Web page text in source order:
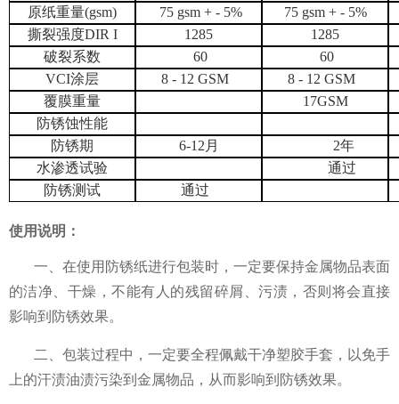
原纸重量(gsm) 75 gsm + - 5%
75 gsm + - 5%
撕裂强度DIR I 1285
1285
破裂系数
60
60
VCI涂层 8 - 12 GSM
8 - 12 GSM
覆膜重量
17GSM
防锈蚀性能
防锈期
6-12月 2年
水渗透试验
通过
防锈测试
通过
使用说明：
一、在使用防锈纸进行包装时，一定要保持金属物品表面
的洁净、干燥，不能有人的残留碎屑、污渍，否则将会直接
影响到防锈效果。
二、包装过程中，一定要全程佩戴干净塑胶手套，以免手
上的汗渍油渍污染到金属物品，从而影响到防锈效果。